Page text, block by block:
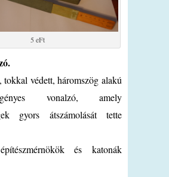
5 eFt
tokkal védett, háromszög alakú
vonalzó, amely
gyors átszámolását tette
és katonák